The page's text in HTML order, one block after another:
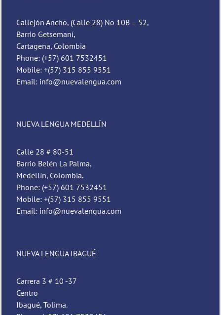
Callejón Ancho, (Calle 28) No 10B – 52,
Barrio Getsemaní,
Cartagena, Colombia
Phone: (+57) 601 7532451
Mobile: +(57) 315 855 9551
Email: info@nuevalengua.com
NUEVA LENGUA MEDELLÍN
Calle 28 # 80-51
Barrio Belén La Palma,
Medellín, Colombia.
Phone: (+57) 601 7532451
Mobile: +(57) 315 855 9551
Email: info@nuevalengua.com
NUEVA LENGUA IBAGUÉ
Carrera 3 # 10 -37
Centro
Ibagué, Tolima.